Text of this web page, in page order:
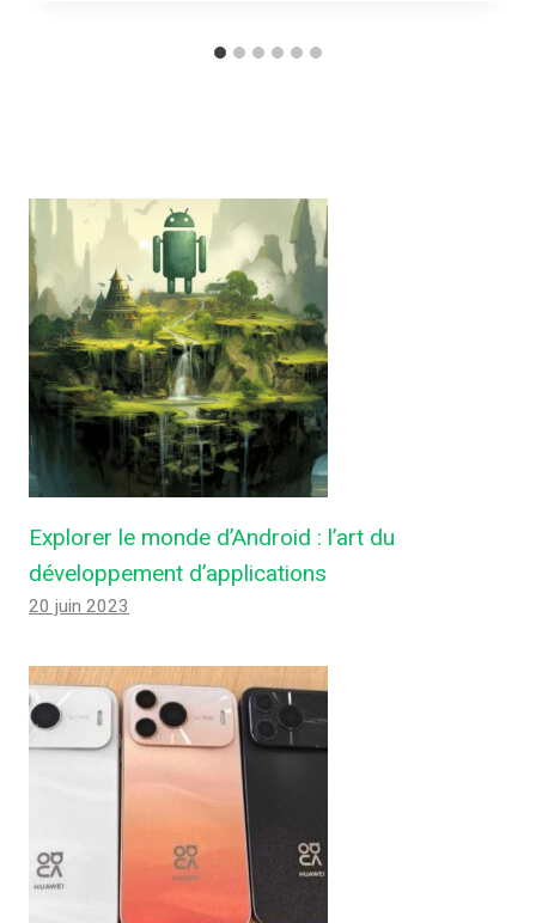
Explorer le monde d’Android : l’art du
développement d’applications
20 juin 2023